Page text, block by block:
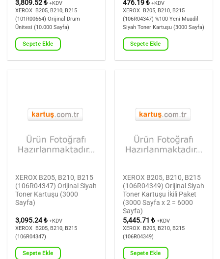
3,809.52₺ +KDV
XEROX B205, B210, B215
(101R00664) Orijinal Drum
Ünitesi (10.000 Sayfa)
Sepete Ekle
476.19₺ +KDV
XEROX B205, B210, B215
(106R04347) %100 Yeni Muadil
Siyah Toner Kartuşu (3000 Sayfa)
Sepete Ekle
XEROX B205, B210, B215
(106R04347) Orijinal Siyah
Toner Kartuşu (3000
Sayfa)
3,095.24₺ +KDV
XEROX B205, B210, B215
(106R04347)
Sepete Ekle
XEROX B205, B210, B215
(106R04349) Orijinal Siyah
Toner Kartuşu İkili Paket
(3000 Sayfa x 2 = 6000
Sayfa)
5,445.71₺ +KDV
XEROX B205, B210, B215
(106R04349)
Sepete Ekle